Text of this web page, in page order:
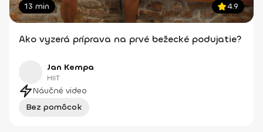
13 min 4.9
Ako vyzerá príprava na prvé bežecké podujatie?
Jan Kempa
HIIT
Náučné video
Bez pomôcok